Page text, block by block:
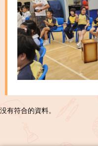
没有符合的資料。